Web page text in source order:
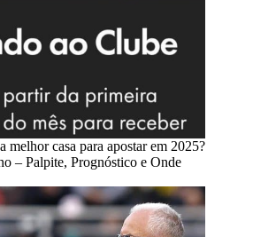
melhor casa para apostar em 2025?
– Palpite, Prognóstico e Onde